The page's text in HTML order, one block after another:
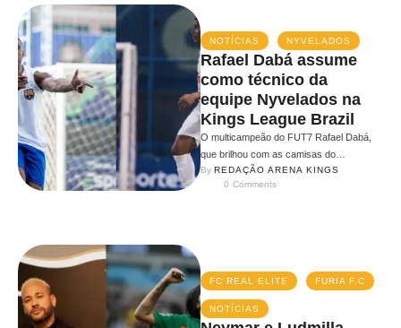
NOTÍCIAS NYVELADOS
Rafael Dabá assume
como técnico da
equipe Nyvelados na
Kings League Brazil
O multicampeão do FUT7 Rafael Dabá,
que brilhou com as camisas do
Flamengo, Vasco, Resenha e da Seleção
By REDAÇÃO ARENA KINGS
0 Comments
FC REAL ELITE FURIA F.C
NOTÍCIAS